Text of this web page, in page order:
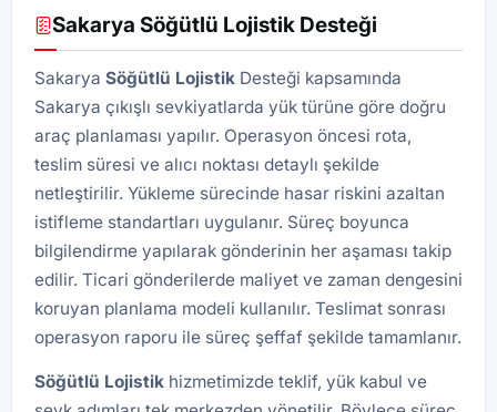
Sakarya Söğütlü Lojistik Desteği
Sakarya Söğütlü Lojistik Desteği kapsamında
Sakarya çıkışlı sevkiyatlarda yük türüne göre doğru
araç planlaması yapılır. Operasyon öncesi rota,
teslim süresi ve alıcı noktası detaylı şekilde
netleştirilir. Yükleme sürecinde hasar riskini azaltan
istifleme standartları uygulanır. Süreç boyunca
bilgilendirme yapılarak gönderinin her aşaması takip
edilir. Ticari gönderilerde maliyet ve zaman dengesini
koruyan planlama modeli kullanılır. Teslimat sonrası
operasyon raporu ile süreç şeffaf şekilde tamamlanır.
Söğütlü Lojistik hizmetimizde teklif, yük kabul ve